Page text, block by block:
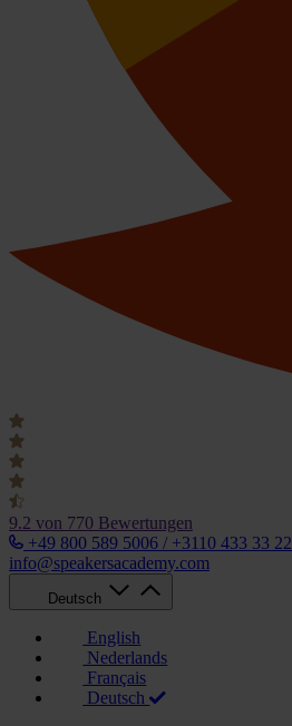
9.2 von 770 Bewertungen
+49 800 589 5006 / +3110 433 33 22
info@speakersacademy.com
Deutsch
English
Nederlands
Français
Deutsch